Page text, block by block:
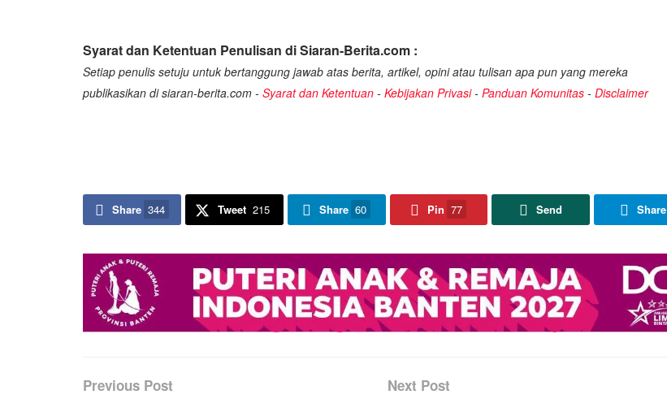
Syarat dan Ketentuan Penulisan di Siaran-Berita.com :
Setiap penulis setuju untuk bertanggung jawab atas berita, artikel, opini atau tulisan apa pun yang mereka
publikasikan di siaran-berita.com - Syarat dan Ketentuan - Kebijakan Privasi- Panduan Komunitas - Disclaimer
Share 344 Tweet 215 Share 60 Pin 77 Send Share
Previous Post Next Post